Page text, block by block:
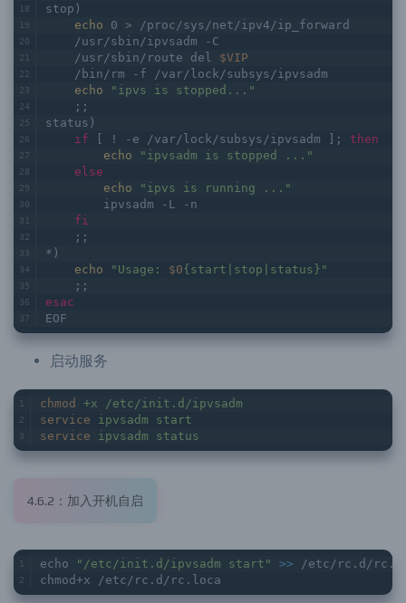
stop)
echo 0 > /proc/sys/net/ipv4/ip_forward
    /usr/sbin/ipvsadm -C
    /usr/sbin/route del
$VIP
    /bin/rm -f /var/lock/subsys/ipvsadm
echo
"ipvs is stopped..."
    ;;
status)
if [ ! -e /var/lock/subsys/ipvsadm ]; then
echo
"ipvsadm is stopped ..."
else
echo
"ipvs is running ..."
        ipvsadm -L -n
fi
    ;;
*)
echo
"Usage: $0{start|stop|status}"
    ;;
esac
EOF
启动服务
chmod
+x /etc/init.d/ipvsadm
service
ipvsadm start
service
ipvsadm status
4.6.2：加入开机自启
echo "/etc/init.d/ipvsadm start" >>
/etc/rc.d/
chmod+x /etc/rc.d/rc.loca